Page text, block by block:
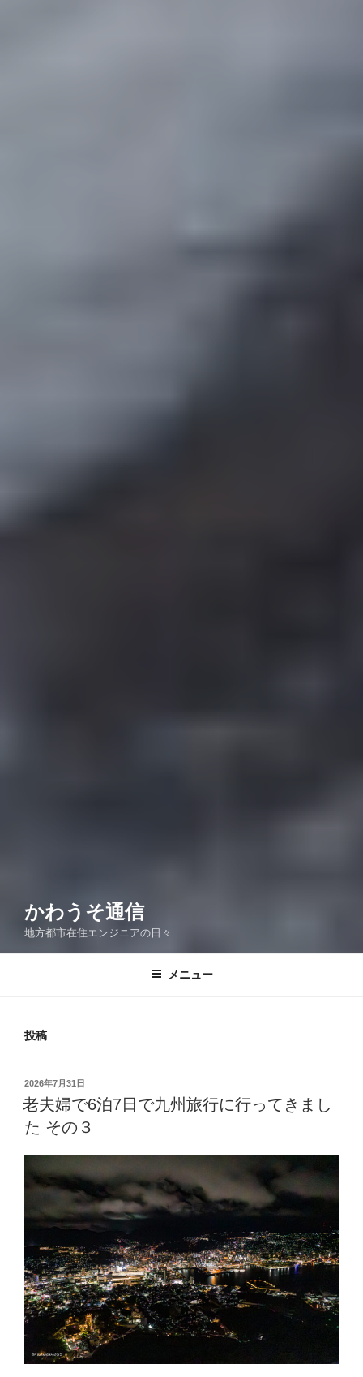
かわうそ通信
地方都市在住エンジニアの日々
メニュー
投稿
投
稿
日:
2026年7月31日
老夫婦で6泊7日で九州旅行に行ってきまし
た その３